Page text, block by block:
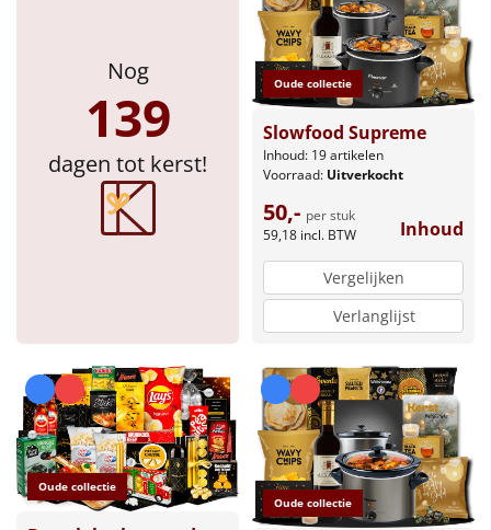
Nog
139
dagen tot kerst!
Oude collectie
Slowfood Supreme
Inhoud: 19 artikelen
Voorraad: Uitverkocht
50,- per stuk
59,18 incl. BTW Inhoud
Vergelijken
Verlanglijst
Oude collectie
Oude collectie